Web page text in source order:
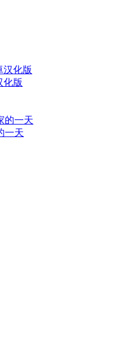
化版
一天